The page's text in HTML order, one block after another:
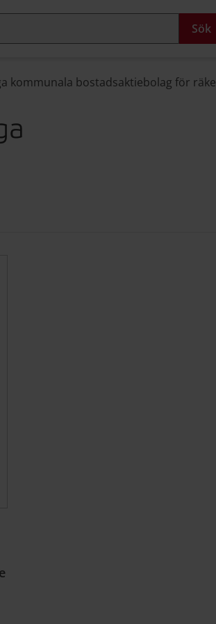
Sök
kommunala bostadsaktiebolag för